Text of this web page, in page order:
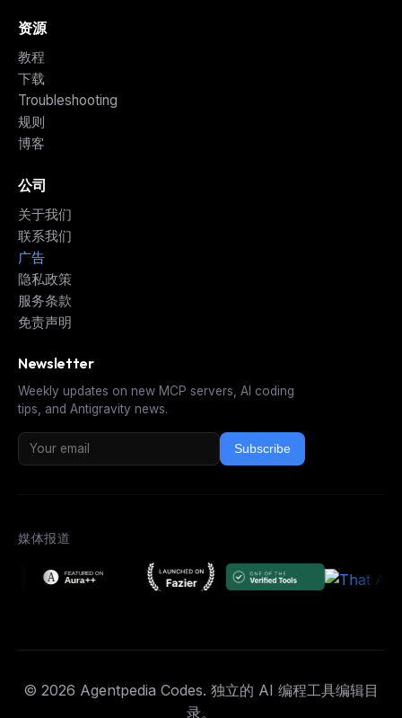
资源
教程
下载
Troubleshooting
规则
博客
公司
关于我们
联系我们
广告
隐私政策
服务条款
免责声明
Newsletter
Weekly updates on new MCP servers, AI coding
tips, and Antigravity news.
Subscribe
媒体报道
© 2026 Agentpedia Codes. 独立的 AI 编程工具编辑目
录。